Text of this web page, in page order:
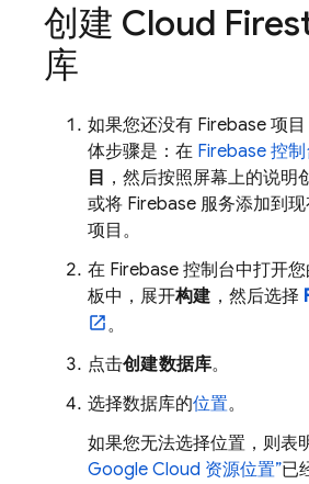
创建 Cloud
库
如果您还没有 Firebase 项
体步骤是：在 Firebase 控制
目 ，然后按照屏幕上的说明
或将 Firebase 服务添加到
项目。
在 Firebase 控制台中打开
板中，展开构建 ，然后选择
。
点击创建数据库。
选择数据库的位置。
如果您无法选择位置，则表
Google Cloud 资源位置”已